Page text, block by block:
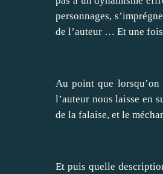
personnages,
de l’auteur … Et une
Au point que
l’auteur nous laisse en
de la falaise, et le
Et puis quelle